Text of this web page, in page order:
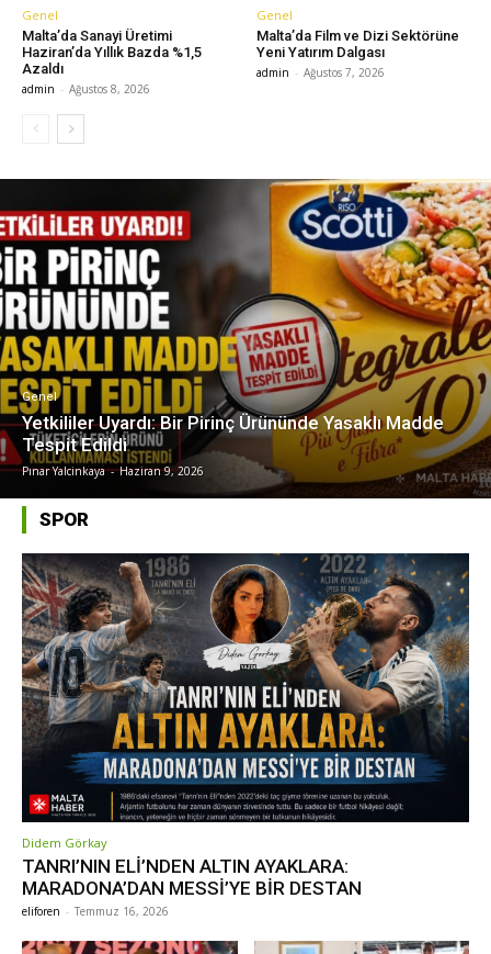
Genel
Malta’da Sanayi Üretimi
Haziran’da Yıllık Bazda %1,5
Azaldı
admin - Ağustos 8, 2026
Genel
Malta’da Film ve Dizi Sektörüne
Yeni Yatırım Dalgası
admin - Ağustos 7, 2026
Genel
Yetkililer Uyardı: Bir Pirinç Ürününde Yasaklı Madde
Tespit Edildi
Pınar Yalcinkaya - Haziran 9, 2026
SPOR
Didem Görkay
TANRI’NIN ELİ’NDEN ALTIN AYAKLARA:
MARADONA’DAN MESSİ’YE BİR DESTAN
eliforen - Temmuz 16, 2026